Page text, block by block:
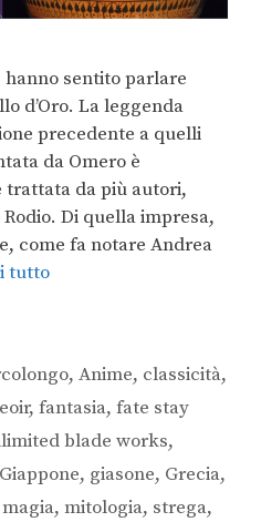
sentito parlare
d’Oro. La leggenda
precedente a quelli
da Omero è
trattata da più autori,
Di quella impresa,
come fa notare Andrea
tutto
,Anime, classicità,
eoir, fantasia, fate stay
blade works,
Giappone, giasone, Grecia,
magia, mitologia, strega,